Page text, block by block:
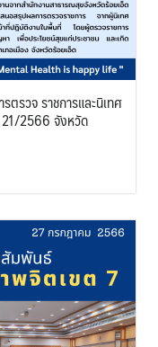
รวจ ราชการและนิเทศ
2566 จังหวัด